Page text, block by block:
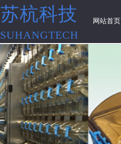
网站首页
苏杭科技
SUHANGTECH